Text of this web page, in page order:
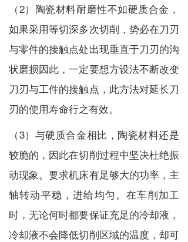
（2）陶瓷材料耐磨性不如硬质合金，
如果采用等切深多次切削，势必在刀刃
与零件的接触点处出现垂直于刀刃的沟
状磨损因此，一定要想方设法不断改变
刀刃与工件的接触点，此方法对延长刀
刃的使用寿命行之有效。
（3）与硬质合金相比，陶瓷材料还是
较脆的，因此在切削过程中坚决杜绝振
动现象。要求机床有足够大的功率，主
轴转动平稳，进给均匀。在车削加工
时，无论何时都要保证充足的冷却液，
冷却液不会降低切削区域的温度，却可